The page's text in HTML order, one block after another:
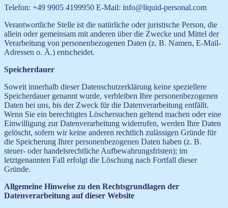
Telefon: +49 9905 4199950 E-Mail: info@liquid-personal.com
Verantwortliche Stelle ist die natürliche oder juristische Person, die
allein oder gemeinsam mit anderen über die Zwecke und Mittel der
Verarbeitung von personenbezogenen Daten (z. B. Namen, E-Mail-
Adressen o. Ä.) entscheidet.
Speicherdauer
Soweit innerhalb dieser Datenschutzerklärung keine speziellere
Speicherdauer genannt wurde, verbleiben Ihre personenbezogenen
Daten bei uns, bis der Zweck für die Datenverarbeitung entfällt.
Wenn Sie ein berechtigtes Löschersuchen geltend machen oder eine
Einwilligung zur Datenverarbeitung widerrufen, werden Ihre Daten
gelöscht, sofern wir keine anderen rechtlich zulässigen Gründe für
die Speicherung Ihrer personenbezogenen Daten haben (z. B.
steuer- oder handelsrechtliche Aufbewahrungsfristen); im
letztgenannten Fall erfolgt die Löschung nach Fortfall dieser
Gründe.
Allgemeine Hinweise zu den Rechtsgrundlagen der
Datenverarbeitung auf dieser Website